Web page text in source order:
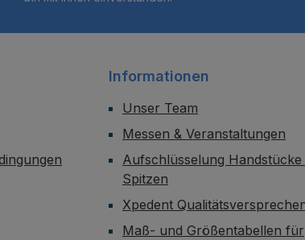
Informationen
Unser Team
Messen & Veranstaltungen
Aufschlüsselung Handstücke
Spitzen
Xpedent
Maß- und Größentabellen für